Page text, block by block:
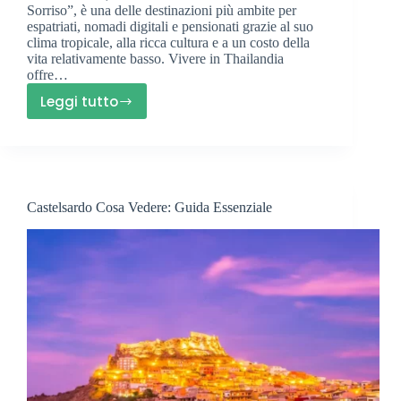
Sorriso”, è una delle destinazioni più ambite per
espatriati, nomadi digitali e pensionati grazie al suo
clima tropicale, alla ricca cultura e a un costo della
vita relativamente basso. Vivere in Thailandia
offre…
Leggi tutto
Trasferirsi
Completa
e
Consigli
Castelsardo Cosa Vedere: Guida Essenziale